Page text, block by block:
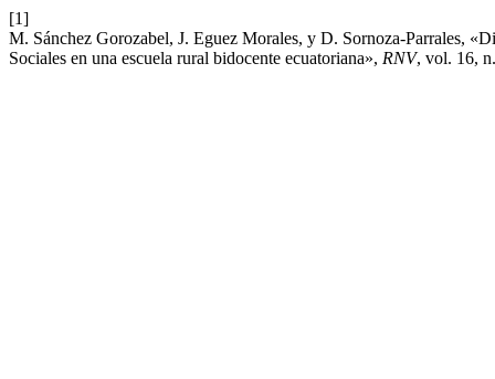
[1]
M. Sánchez Gorozabel, J. Eguez Morales, y D. Sornoza-Parrales,
Sociales en una escuela rural bidocente ecuatoriana», RNV, vol. 16,